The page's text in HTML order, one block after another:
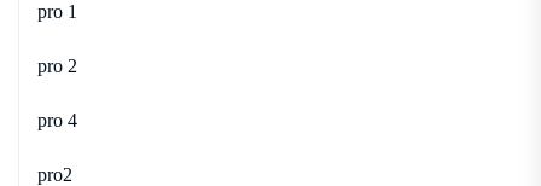
pro 1
pro 2
pro 4
pro2